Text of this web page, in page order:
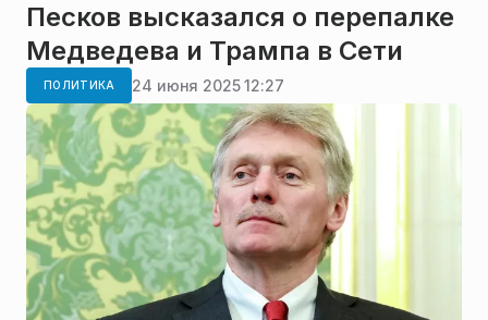
Песков высказался о перепалке
Медведева и Трампа в Сети
ПОЛИТИКА 24 июня 2025 12:27